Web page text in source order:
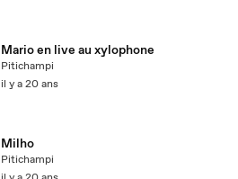
Mario en live au xylophone
Pitichampi
il y a 20 ans
Milho
Pitichampi